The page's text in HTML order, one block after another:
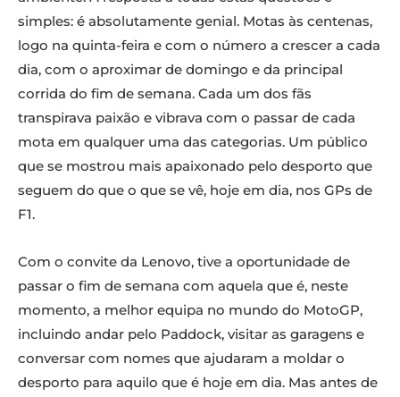
simples: é absolutamente genial. Motas às centenas,
logo na quinta-feira e com o número a crescer a cada
dia, com o aproximar de domingo e da principal
corrida do fim de semana. Cada um dos fãs
transpirava paixão e vibrava com o passar de cada
mota em qualquer uma das categorias. Um público
que se mostrou mais apaixonado pelo desporto que
seguem do que o que se vê, hoje em dia, nos GPs de
F1.
Com o convite da Lenovo, tive a oportunidade de
passar o fim de semana com aquela que é, neste
momento, a melhor equipa no mundo do MotoGP,
incluindo andar pelo Paddock, visitar as garagens e
conversar com nomes que ajudaram a moldar o
desporto para aquilo que é hoje em dia. Mas antes de